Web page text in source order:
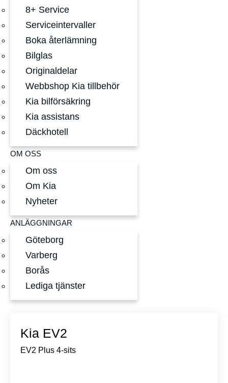
8+ Service
Serviceintervaller
Boka återlämning
Bilglas
Originaldelar
Webbshop Kia tillbehör
Kia bilförsäkring
Kia assistans
Däckhotell
OM OSS
Om oss
Om Kia
Nyheter
ANLÄGGNINGAR
Göteborg
Varberg
Borås
Lediga tjänster
Kia EV2
EV2 Plus 4-sits